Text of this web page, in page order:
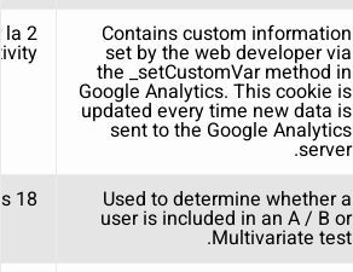
Contains custom information
set by the web developer via
the _setCustomVar method in
Google Analytics. This cookie is
updated every time new data is
sent to the Google Analytics
server.
la
Used to determine whether a
user is included in an A / B or
Multivariate test.
18 months